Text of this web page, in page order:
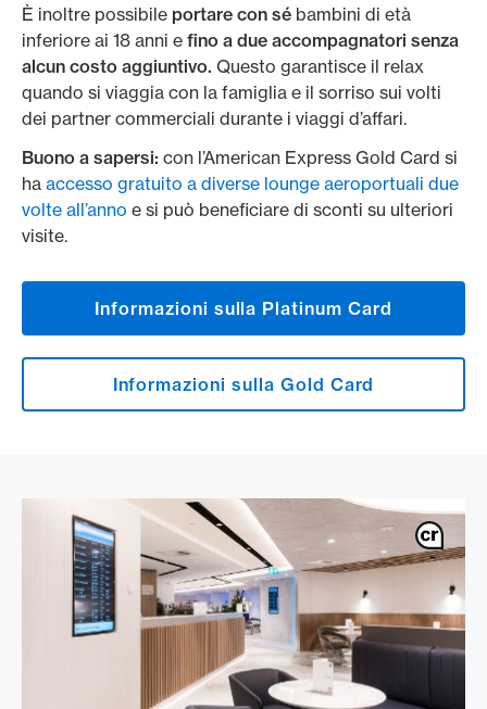
È inoltre possibile portare con sé bambini di età
inferiore ai 18 anni e fino a due accompagnatori senza
alcun costo aggiuntivo. Questo garantisce il relax
quando si viaggia con la famiglia e il sorriso sui volti
dei partner commerciali durante i viaggi d’affari.
Buono a sapersi: con l’American Express Gold Card si
ha accesso gratuito a diverse lounge aeroportuali due
volte all’anno e si può beneficiare di sconti su ulteriori
visite.
Informazioni sulla Platinum Card
Informazioni sulla Gold Card